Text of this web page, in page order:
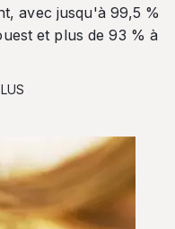
avec jusqu'à 99,5 %
et plus de 93 % à